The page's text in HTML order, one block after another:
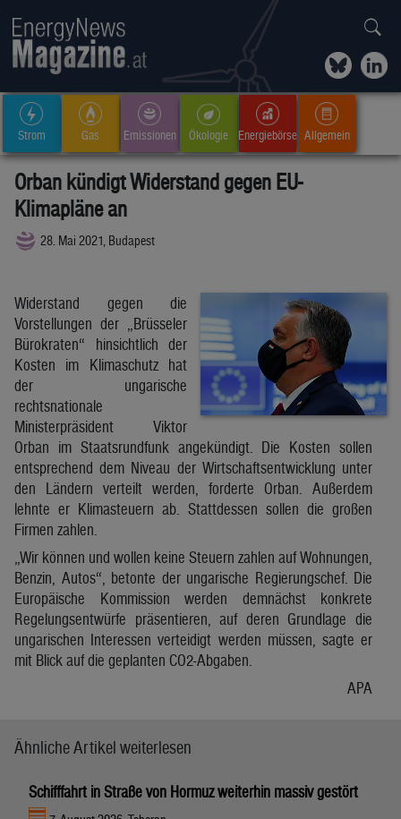
Strom Gas Emissionen Ökologie Energiebörse Allgemein
Orban kündigt Widerstand gegen EU-
Klimapläne an
28. Mai 2021, Budapest
Widerstand gegen die
Vorstellungen der „Brüsseler
Bürokraten“ hinsichtlich der
Kosten im Klimaschutz hat
der ungarische
rechtsnationale
Ministerpräsident Viktor
Orban im Staatsrundfunk angekündigt. Die Kosten sollen
entsprechend dem Niveau der Wirtschaftsentwicklung unter
den Ländern verteilt werden, forderte Orban. Außerdem
lehnte er Klimasteuern ab. Stattdessen sollen die großen
Firmen zahlen.
„Wir können und wollen keine Steuern zahlen auf Wohnungen,
Benzin, Autos“, betonte der ungarische Regierungschef. Die
Europäische Kommission werden demnächst konkrete
Regelungsentwürfe präsentieren, auf deren Grundlage die
ungarischen Interessen verteidigt werden müssen, sagte er
mit Blick auf die geplanten CO2-Abgaben.
APA
Ähnliche Artikel weiterlesen
Schifffahrt in Straße von Hormuz weiterhin massiv gestört